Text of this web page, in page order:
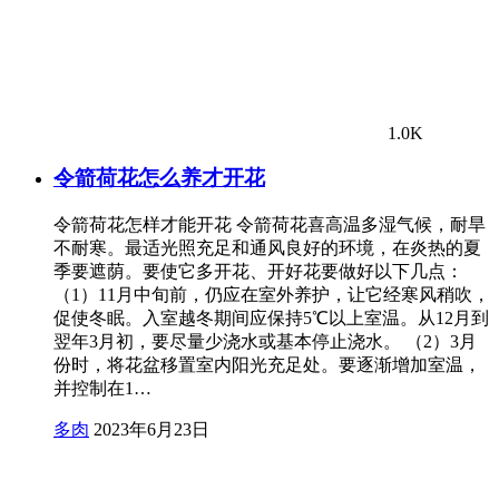
1.0K
令箭荷花怎么养才开花
令箭荷花怎样才能开花 令箭荷花喜高温多湿气候，耐旱
不耐寒。最适光照充足和通风良好的环境，在炎热的夏
季要遮荫。要使它多开花、开好花要做好以下几点：
（1）11月中旬前，仍应在室外养护，让它经寒风稍吹，
促使冬眠。入室越冬期间应保持5℃以上室温。从12月到
翌年3月初，要尽量少浇水或基本停止浇水。 （2）3月
份时，将花盆移置室内阳光充足处。要逐渐增加室温，
并控制在1…
多肉 2023年6月23日